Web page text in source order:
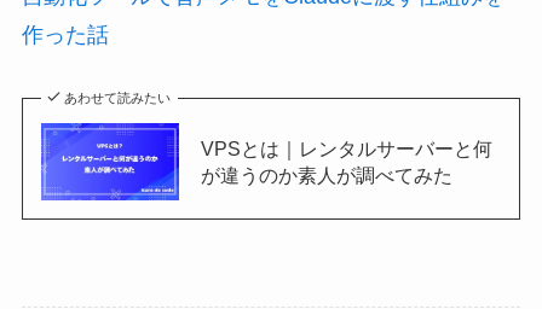
作った話
あわせて読みたい
VPSとは｜レンタルサーバーと何
が違うのか素人が調べてみた